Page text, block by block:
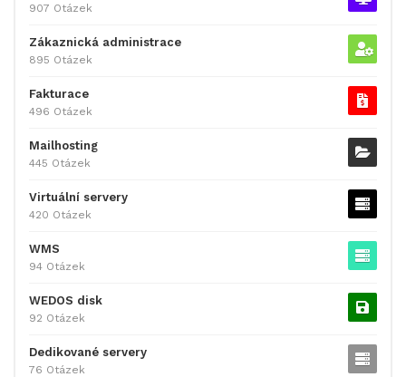
907 Otázek
Zákaznická administrace
895 Otázek
Fakturace
496 Otázek
Mailhosting
445 Otázek
Virtuální servery
420 Otázek
WMS
94 Otázek
WEDOS disk
92 Otázek
Dedikované servery
76 Otázek